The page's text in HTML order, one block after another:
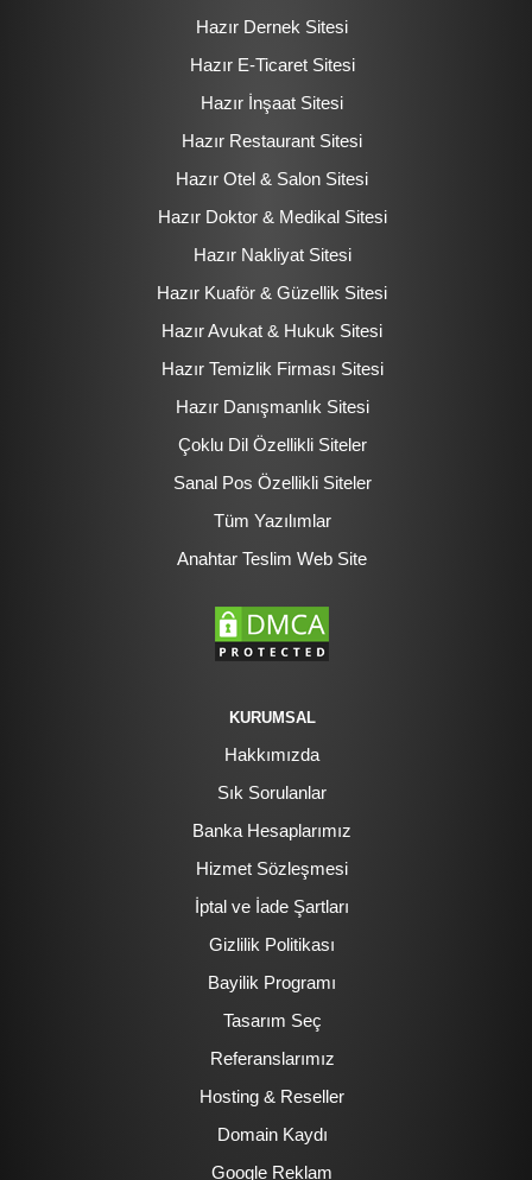
Hazır Dernek Sitesi
Hazır E-Ticaret Sitesi
Hazır İnşaat Sitesi
Hazır Restaurant Sitesi
Hazır Otel & Salon Sitesi
Hazır Doktor & Medikal Sitesi
Hazır Nakliyat Sitesi
Hazır Kuaför & Güzellik Sitesi
Hazır Avukat & Hukuk Sitesi
Hazır Temizlik Firması Sitesi
Hazır Danışmanlık Sitesi
Çoklu Dil Özellikli Siteler
Sanal Pos Özellikli Siteler
Tüm Yazılımlar
Anahtar Teslim Web Site
KURUMSAL
Hakkımızda
Sık Sorulanlar
Banka Hesaplarımız
Hizmet Sözleşmesi
İptal ve İade Şartları
Gizlilik Politikası
Bayilik Programı
Tasarım Seç
Referanslarımız
Hosting & Reseller
Domain Kaydı
Google Reklam